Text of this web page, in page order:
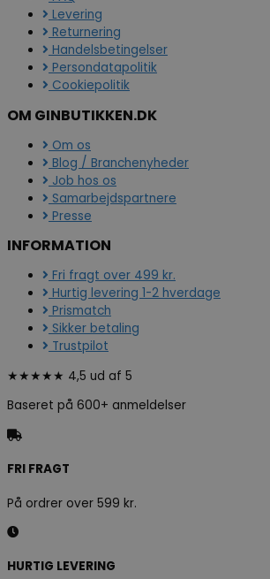
Levering
Returnering
Handelsbetingelser
Persondatapolitik
Cookiepolitik
OM GINBUTIKKEN.DK
Om os
Blog / Branchenyheder
Job hos os
Samarbejdspartnere
Presse
INFORMATION
Fri fragt over 499 kr.
Hurtig levering 1-2 hverdage
Prismatch
Sikker betaling
Trustpilot
★★★★★ 4,5 ud af 5
Baseret på 600+ anmeldelser
FRI FRAGT
På ordrer over 599 kr.
HURTIG LEVERING